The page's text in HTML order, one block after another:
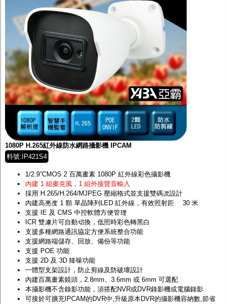
1080P H.265紅外線防水網路攝影機 IPCAM
料號:IP421S4
1/2.9”CMOS 2 百萬畫素 1080P 紅外線彩色攝影機
內建 1 組麥克風，1 組外接聲音輸入
採用 H.265/H.264/MJPEG 壓縮格式並支援雙碼流設計
內建高亮度 1 顆 單晶陣列LED 紅外線，有效照射距離 30 米
支援 IE 及 CMS 中控軟體方便管理
ICR 雙濾片可自動切換，低照時彩色轉黑白
支援多種網路通訊協定方便系統整合功能
支援網路端儲存、回放、備份等功能
支援 POE 功能
支援 2D 及 3D 降噪功能
一體型支架設計，防止剪線及防破壞設計
內建百萬畫素鏡頭，2.8mm、3.6mm 或 6mm 可選配
本攝影機不含錄影功能，須搭配NVR或DVR錄影機或電腦錄影
可接於可擴充IPCAM的DVR中,升級原本DVR的攝影機容納數,節省